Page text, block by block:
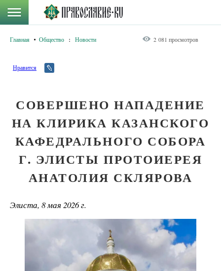
Главная Общество : Новости 2 081 просмотров
Нравится
СОВЕРШЕНО НАПАДЕНИЕ
НА КЛИРИКА КАЗАНСКОГО
КАФЕДРАЛЬНОГО СОБОРА
Г. ЭЛИСТЫ ПРОТОИЕРЕЯ
АНАТОЛИЯ СКЛЯРОВА
Элиста, 8 мая 2026 г.